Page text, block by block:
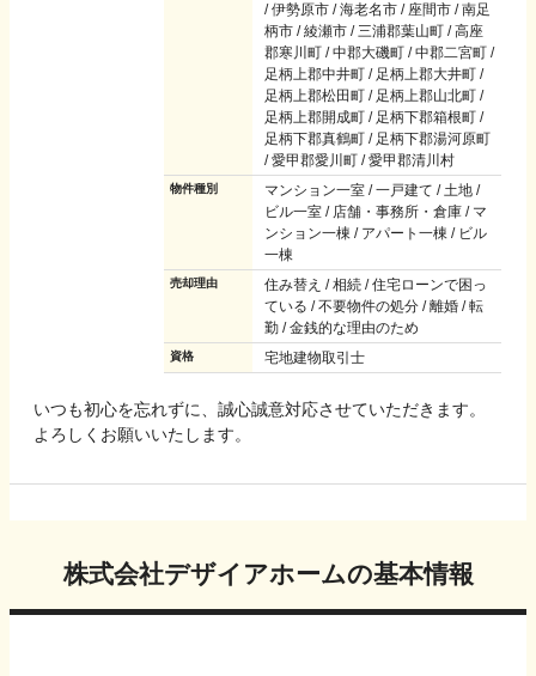
/ 伊勢原市 / 海老名市 / 座間市 / 南足
柄市 / 綾瀬市 / 三浦郡葉山町 / 高座
郡寒川町 / 中郡大磯町 / 中郡二宮町 /
足柄上郡中井町 / 足柄上郡大井町 /
足柄上郡松田町 / 足柄上郡山北町 /
足柄上郡開成町 / 足柄下郡箱根町 /
足柄下郡真鶴町 / 足柄下郡湯河原町
/ 愛甲郡愛川町 / 愛甲郡清川村
物件種別
マンション一室 / 一戸建て / 土地 /
ビル一室 / 店舗・事務所・倉庫 / マ
ンション一棟 / アパート一棟 / ビル
一棟
売却理由
住み替え / 相続 / 住宅ローンで困っ
ている / 不要物件の処分 / 離婚 / 転
勤 / 金銭的な理由のため
資格 宅地建物取引士
いつも初心を忘れずに、誠心誠意対応させていただきます。
よろしくお願いいたします。
株式会社デザイアホームの基本情報